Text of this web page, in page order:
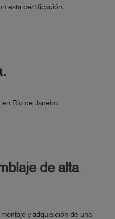
esta certificación.
Río de Janeiro
de alta
y adquisición de una